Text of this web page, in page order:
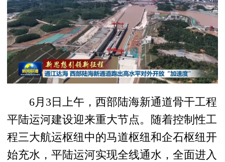
6月3日上午，西部陆海新通道骨干工程
平陆运河建设迎来重大节点。随着控制性工
程三大航运枢纽中的马道枢纽和企石枢纽开
始充水，平陆运河实现全线通水，全面进入